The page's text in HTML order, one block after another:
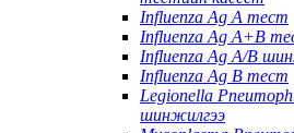
Influenza Ag A тест
Influenza Ag A+B
Influenza Ag A/B
Influenza Ag B тест
Legionella
шинжилгээ